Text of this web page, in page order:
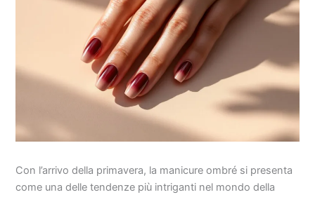
Con l’arrivo della primavera, la manicure ombré si presenta
come una delle tendenze più intriganti nel mondo della